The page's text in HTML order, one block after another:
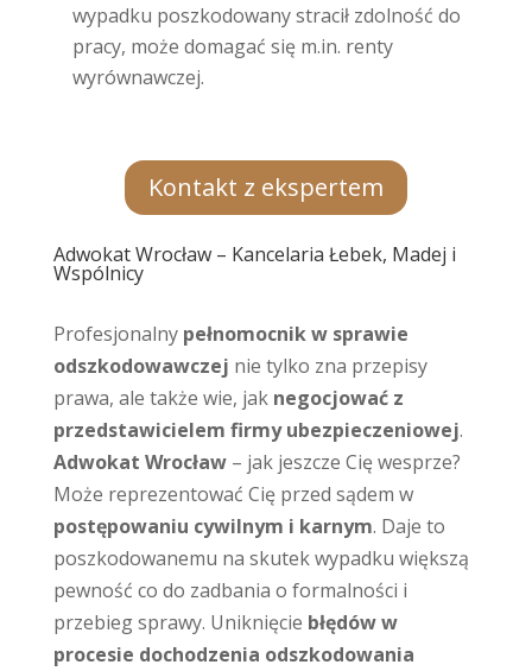
wypadku poszkodowany stracił zdolność do
pracy, może domagać się m.in. renty
wyrównawczej.
Kontakt z ekspertem
Adwokat Wrocław – Kancelaria Łebek, Madej i
Wspólnicy
Profesjonalny pełnomocnik w sprawie
odszkodowawczej nie tylko zna przepisy
prawa, ale także wie, jak negocjować z
przedstawicielem firmy ubezpieczeniowej.
Adwokat Wrocław– jak jeszcze Cię wesprze?
Może reprezentować Cię przed sądem w
postępowaniu cywilnym i karnym. Daje to
poszkodowanemu na skutek wypadku większą
pewność co do zadbania o formalności i
przebieg sprawy. Uniknięcie błędów w
procesie dochodzenia odszkodowania